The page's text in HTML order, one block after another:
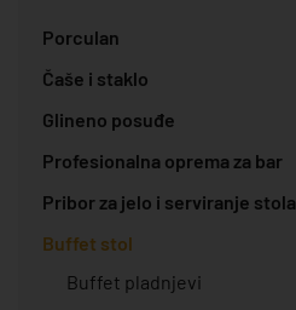
Porculan
Čaše i staklo
Glineno posuđe
Profesionalna oprema za bar
Pribor za jelo i serviranje stola
Buffet stol
Buffet pladnjevi